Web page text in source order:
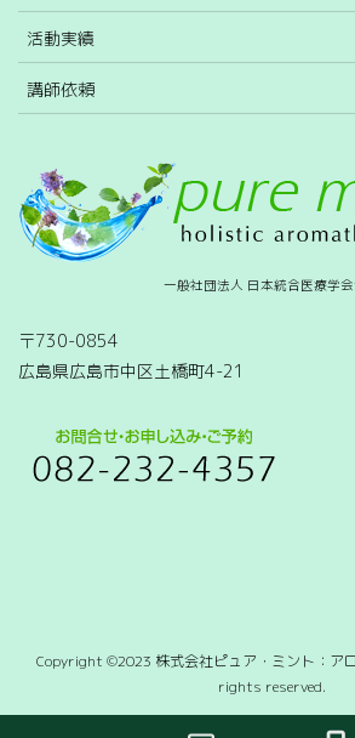
活動実績
講師依頼
一般社団法人 日本統合医療学
〒730-0854
広島県広島市中区土橋町4-21
Copyright ©2023 株式会社ピュア・ミント：ア
rights reserved.